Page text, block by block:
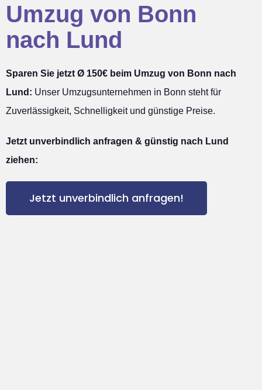
Umzug von Bonn
nach Lund
Sparen Sie jetzt Ø 150€ beim Umzug von Bonn nach
Lund: Unser Umzugsunternehmen in Bonn steht für
Zuverlässigkeit, Schnelligkeit und günstige Preise.
Jetzt unverbindlich anfragen & günstig nach Lund
ziehen:
Jetzt unverbindlich anfragen!